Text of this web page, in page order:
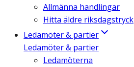
Allmänna handlingar
Hitta äldre riksdagstryck
Ledamöter & partier
Ledamöter & partier
Ledamöterna